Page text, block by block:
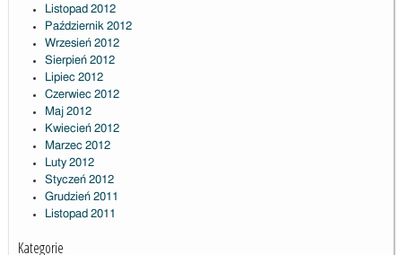
Listopad 2012
Październik 2012
Wrzesień 2012
Sierpień 2012
Lipiec 2012
Czerwiec 2012
Maj 2012
Kwiecień 2012
Marzec 2012
Luty 2012
Styczeń 2012
Grudzień 2011
Listopad 2011
Kategorie